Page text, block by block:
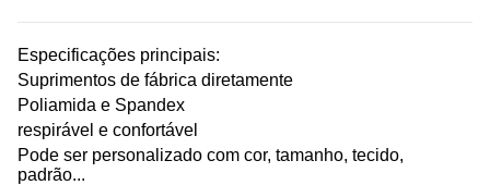
Especificações principais:
Suprimentos de fábrica diretamente
Poliamida e Spandex
respirável e confortável
Pode ser personalizado com cor, tamanho, tecido,
padrão...